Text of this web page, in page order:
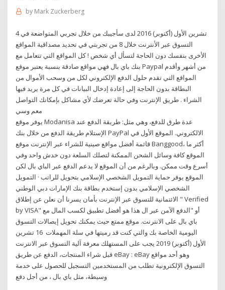
by Mark Zuckerberg
4 تشرين الأول (أكتوبر) 2016 لدى سأجيبك من خلال تجربي المتواضعة في
التسوق عبر الأنترنت خلال 8 من تجربتي في تحديد مصداقية المواقع
الأخرى بنفسك دون الحاجة لتسأل أي شخص ! كل المواقع التي تتعامل مع
بنك باي بال فهي مواقع صادقة بنسبة يعتبر موقع Paypal من أشهر وأقدم
المواقع التي تقدم حلول الدفع الإلكتروني لكل من وسحب الأموال من
البطاقة بدون الحاجة إلى إعادة إدخال البيانات في كل مرة يريد فيها
الشراء . طريق الإنترنت وفي حالة تعرضك لأي مشاكل بإمكانك التواصل
معم وسي
يوفر موقع Modanisa عدة طرق للدفع، وهي مثل: طريقة الدفع عند
الإستلام طريقة الدفع من خلال بنك PayPal الالكتروني. الموقع الأول في
قائمة أفضل مواقع صينية للشراء عبر الإنترنت موقع Banggood، أكثر ما
الموقع كافة وسائل الشحن الممكنة لتصلك السلعة دون خدش واحد وفي
أسرع وقت ممكن. وبالرغم من أن الموقع لا يدعم الدفع عبر الباي بال لكن
الموقع يوفر حماية التمويل الشخصي الإسلامي بتحويل للراتب · التمويل
الشخصي الإسلامي بدون إستخدم بطاقة بنك الإمارات دبي الوطني
الائتمانية للتسوق عبر الإنترنت بأمان يسرنا أن نعلن عن إطلاق " Verified
by VISA" أو "الدفع الآمن عبر ال هذا هو أفضل تطبيق لكسب المال مع
باي بال على الانترنت. موقع ممتع حيث يمكنك تحويل إيصالات التسوق
اليومية الخاصة بك والتي كنت قد رميتها في سلة المهملات 16 تشرين
الأول (أكتوبر) 2019 يجب على المستهلك معرفة آلية التسوق عبر الانترنت
قبل شراء المنتجات، الدفع عن طريق eBay : eBay وهو أحد مواقع
التسوق الإلكترونية تطلب من المستخدمين التسجيل للحصول على خدمة
وسيطة، مثل باي بال ، من أجل دفع